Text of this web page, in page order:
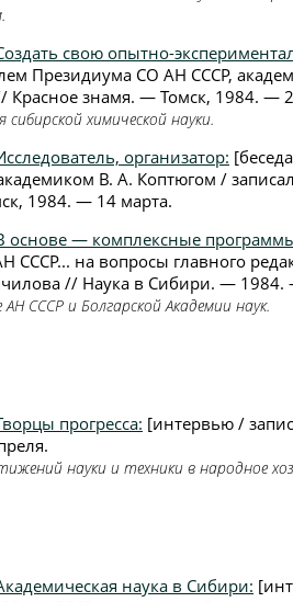
свою опытно-
Президиума СО АН СССР,
Красное знамя. — Томск, 1984. —
химической науки.
организатор:
В. А. Коптюгом /
1984. — 14 марта.
основе — комплексные
СССР... на вопросы главного
// Наука в Сибири. — 1984.
СССР и Болгарской Академии наук.
прогресса: [интервью /
науки и техники в народное
наука в Сибири: